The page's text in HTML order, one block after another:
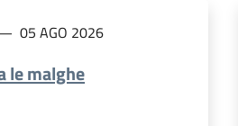
05 AGO 2026
le malghe